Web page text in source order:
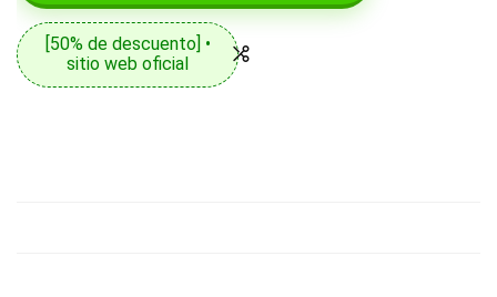
[50% de descuento] •
sitio web oficial